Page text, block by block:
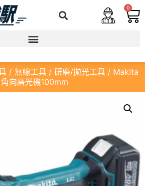
0
/ 無線工具 / 研磨/拋光工具 / Makita
向磨光機100mm